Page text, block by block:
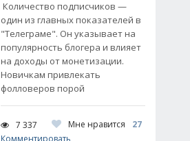
Количество подписчиков —
один из главных показателей в
"Телеграме". Он указывает на
популярность блогера и влияет
на доходы от монетизации.
Новичкам привлекать
фолловеров порой
7 337 Мне нравится
27
Комментировать